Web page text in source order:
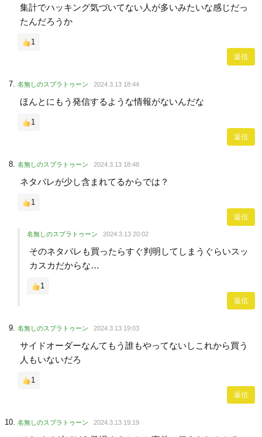
集計でハッキング気づいてない人が多いみたいな感じだっ
たんだろうか
1
返信
名無しのスプラトゥーン 2024.3.13 18:44
ほんとにもう発信するような情報がないんだな
1
返信
名無しのスプラトゥーン 2024.3.13 18:48
ネタバレが少し含まれてるからでは？
1
返信
名無しのスプラトゥーン 2024.3.13 20:02
そのネタバレも買ったらすぐ判明してしまうぐらいスッ
カスカだからな…
1
返信
名無しのスプラトゥーン 2024.3.13 19:03
サイドオーダーなんてもう誰もやってないしこれから買う
人もいないだろ
1
返信
名無しのスプラトゥーン 2024.3.13 19:19